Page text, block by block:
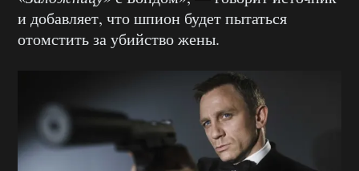
и добавляет, что шпион будет пытаться
отомстить за убийство жены.